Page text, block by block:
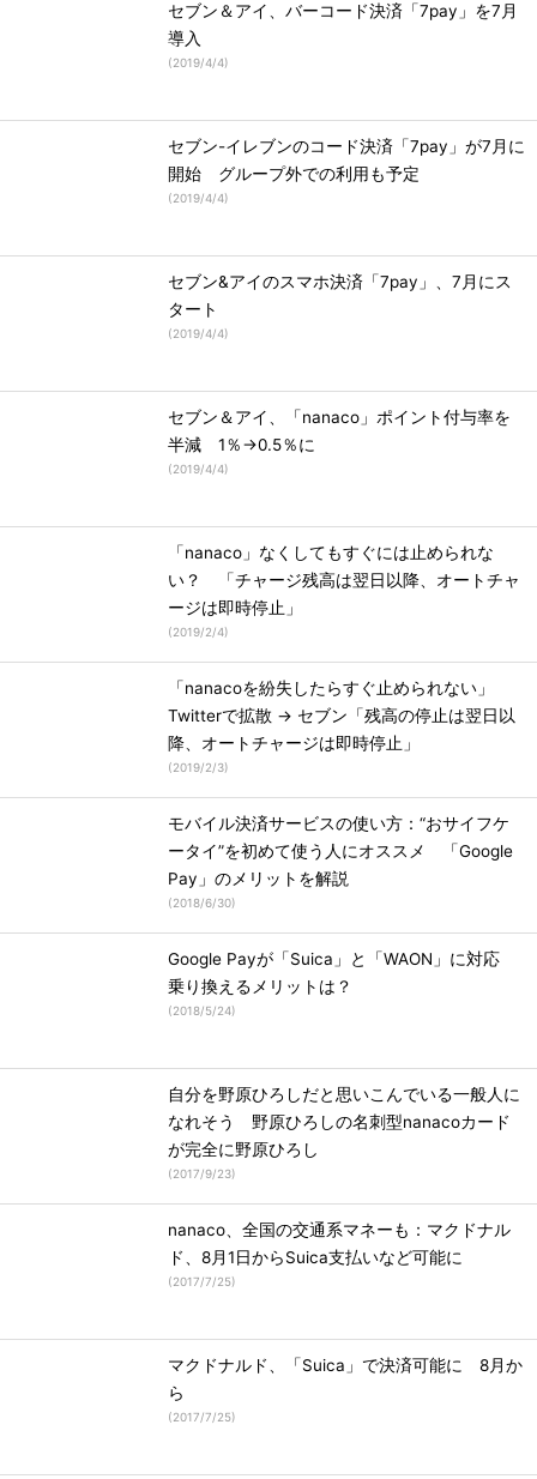
セブン＆アイ、バーコード決済「7pay」を7月
導入
(2019/4/4)
セブン-イレブンのコード決済「7pay」が7月に
開始 グループ外での利用も予定
(2019/4/4)
セブン&アイのスマホ決済「7pay」、7月にス
タート
(2019/4/4)
セブン＆アイ、「nanaco」ポイント付与率を
半減 1％→0.5％に
(2019/4/4)
「nanaco」なくしてもすぐには止められな
い？ 「チャージ残高は翌日以降、オートチャ
ージは即時停止」
(2019/2/4)
「nanacoを紛失したらすぐ止められない」
Twitterで拡散 → セブン「残高の停止は翌日以
降、オートチャージは即時停止」
(2019/2/3)
モバイル決済サービスの使い方：“おサイフケ
ータイ”を初めて使う人にオススメ 「Google
Pay」のメリットを解説
(2018/6/30)
Google Payが「Suica」と「WAON」に対応
乗り換えるメリットは？
(2018/5/24)
自分を野原ひろしだと思いこんでいる一般人に
なれそう 野原ひろしの名刺型nanacoカード
が完全に野原ひろし
(2017/9/23)
nanaco、全国の交通系マネーも：マクドナル
ド、8月1日からSuica支払いなど可能に
(2017/7/25)
マクドナルド、「Suica」で決済可能に 8月か
ら
(2017/7/25)